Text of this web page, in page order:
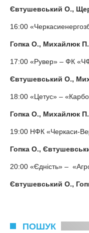
Євтушевський О.,
16:00
Гопка О., Михайлюк П.
17:00 «Рувер» – ФК
Євтушевський О.,
18:00 «Цетус» –
Гопка О., Михайлюк П.
19:00 НФК «Черкаси-
Гопка О.,
20:00 «Єдність» –
Євтушевський О.,
ПОШУК